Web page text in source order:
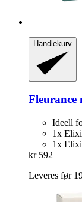
Handlekurv
Fleurance
Ideell
1x
1x
kr 592
Leveres før